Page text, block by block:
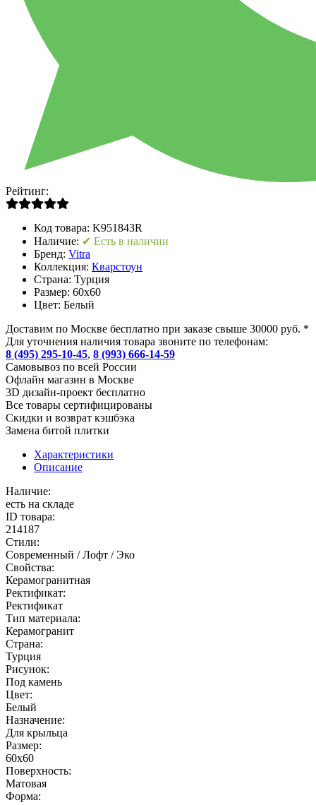
Рейтинг:
Код товара: K951843R
Наличие: ✔ Есть в наличии
Бренд: Vitra
Коллекция: Кварстоун
Страна: Турция
Размер: 60х60
Цвет: Белый
Доставим по Москве бесплатно при заказе свыше 30000 руб. *
Для уточнения наличия товара звоните по телефонам:
8 (495) 295-10-45, 8 (993) 666-14-59
Cамовывоз по всей России
Офлайн магазин в Москве
3D дизайн-проект бесплатно
Все товары сертифицированы
Скидки и возврат кэшбэка
Замена битой плитки
Характеристики
Описание
Наличие:
есть на складе
ID товара:
214187
Стили:
Современный / Лофт / Эко
Свойства:
Керамогранитная
Ректификат:
Ректификат
Тип материала:
Керамогранит
Страна:
Турция
Рисунок:
Под камень
Цвет:
Белый
Назначение:
Для крыльца
Размер:
60х60
Поверхность:
Матовая
Форма: